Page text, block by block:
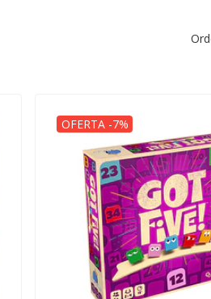
OFERTA -7%